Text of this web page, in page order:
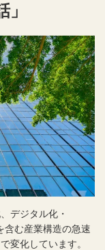
デジタル化・
含む産業構造の急速
変化しています。